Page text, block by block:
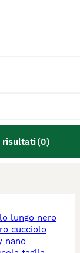
risultati(0)
lungo nero
cucciolo
nano